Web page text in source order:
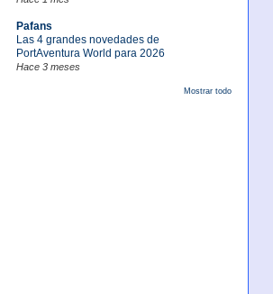
Pafans
Las 4 grandes novedades de
PortAventura World para 2026
Hace 3 meses
Mostrar todo